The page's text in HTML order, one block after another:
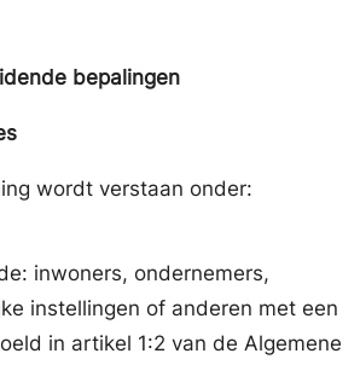
bepalingen
wordt verstaan onder:
inwoners, ondernemers,
instellingen of anderen met een
in artikel 1:2 van de Algemene